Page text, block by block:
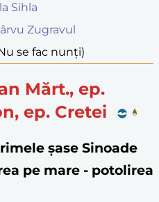
Sihla
Zugravul
se fac nunți)
Mărt., ep.
ep. Cretei
șase Sinoade
pe mare - potolirea